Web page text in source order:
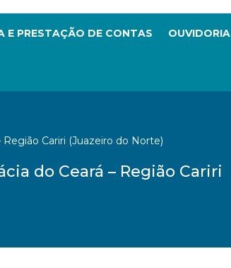
E PRESTAÇÃO DE CONTAS OUVIDORIA
Cariri (Juazeiro do Norte)
do Ceará – Região Cariri